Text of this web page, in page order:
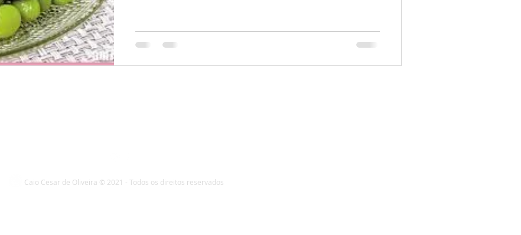
Caio Cesar de Oliveira © 2021 - Todos os direitos reservados